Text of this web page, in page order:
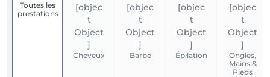
Neem contact met ons op via WhatsApp.
Toutes les
prestations
Cheveux Barbe Épilation
Ongles,
Mains &
Pieds